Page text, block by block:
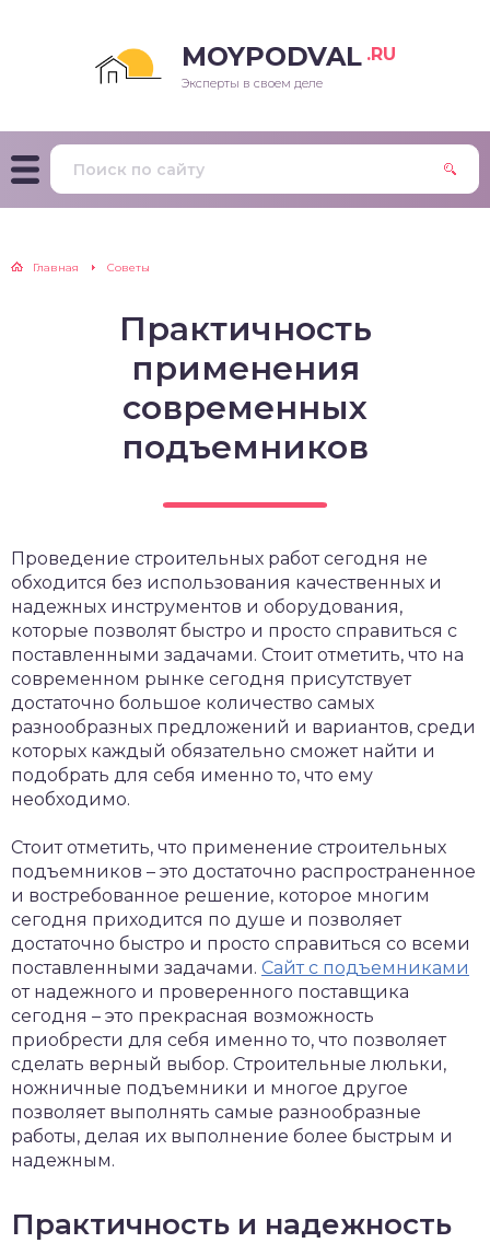
MOYPODVAL .RU
Эксперты в своем деле
Главная Советы
Практичность
применения
современных
подъемников
Проведение строительных работ сегодня не
обходится без использования качественных и
надежных инструментов и оборудования,
которые позволят быстро и просто справиться с
поставленными задачами. Стоит отметить, что на
современном рынке сегодня присутствует
достаточно большое количество самых
разнообразных предложений и вариантов, среди
которых каждый обязательно сможет найти и
подобрать для себя именно то, что ему
необходимо.
Стоит отметить, что применение строительных
подъемников – это достаточно распространенное
и востребованное решение, которое многим
сегодня приходится по душе и позволяет
достаточно быстро и просто справиться со всеми
поставленными задачами. Сайт с подъемниками
от надежного и проверенного поставщика
сегодня – это прекрасная возможность
приобрести для себя именно то, что позволяет
сделать верный выбор. Строительные люльки,
ножничные подъемники и многое другое
позволяет выполнять самые разнообразные
работы, делая их выполнение более быстрым и
надежным.
Практичность и надежность